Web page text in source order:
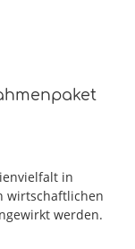
in
wirtschaftlichen
werden.